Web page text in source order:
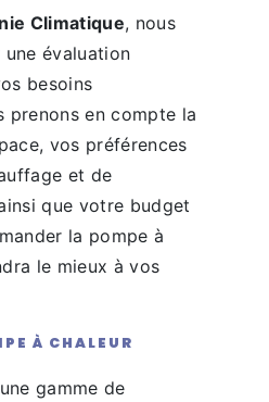
Climatique, nous
évaluation
besoins
prenons en compte la
vos préférences
et de
que votre budget
la pompe à
le mieux à vos
À CHALEUR
gamme de